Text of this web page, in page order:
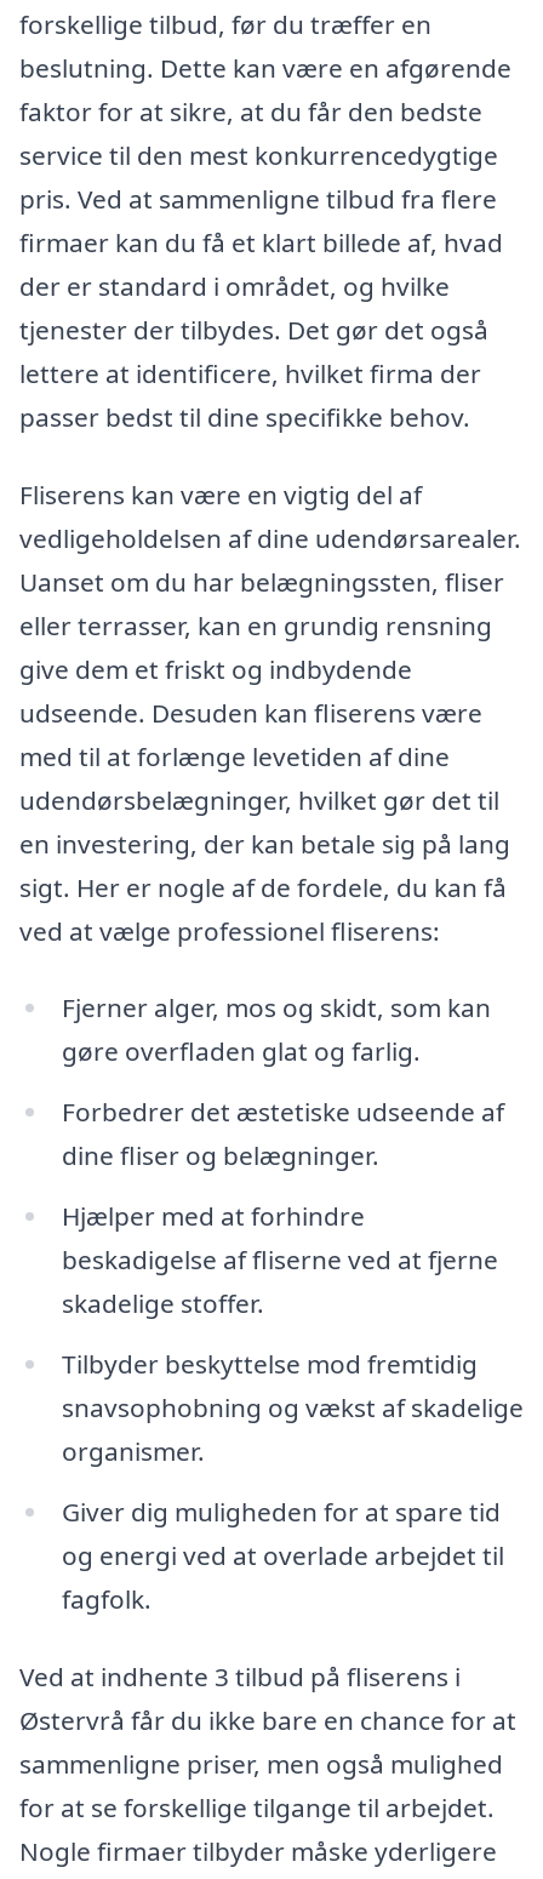
forskellige tilbud, før du træffer en
beslutning. Dette kan være en afgørende
faktor for at sikre, at du får den bedste
service til den mest konkurrencedygtige
pris. Ved at sammenligne tilbud fra flere
firmaer kan du få et klart billede af, hvad
der er standard i området, og hvilke
tjenester der tilbydes. Det gør det også
lettere at identificere, hvilket firma der
passer bedst til dine specifikke behov.
Fliserens kan være en vigtig del af
vedligeholdelsen af dine udendørsarealer.
Uanset om du har belægningssten, fliser
eller terrasser, kan en grundig rensning
give dem et friskt og indbydende
udseende. Desuden kan fliserens være
med til at forlænge levetiden af dine
udendørsbelægninger, hvilket gør det til
en investering, der kan betale sig på lang
sigt. Her er nogle af de fordele, du kan få
ved at vælge professionel fliserens:
Fjerner alger, mos og skidt, som kan
gøre overfladen glat og farlig.
Forbedrer det æstetiske udseende af
dine fliser og belægninger.
Hjælper med at forhindre
beskadigelse af fliserne ved at fjerne
skadelige stoffer.
Tilbyder beskyttelse mod fremtidig
snavsophobning og vækst af skadelige
organismer.
Giver dig muligheden for at spare tid
og energi ved at overlade arbejdet til
fagfolk.
Ved at indhente 3 tilbud på fliserens i
Østervrå får du ikke bare en chance for at
sammenligne priser, men også mulighed
for at se forskellige tilgange til arbejdet.
Nogle firmaer tilbyder måske yderligere